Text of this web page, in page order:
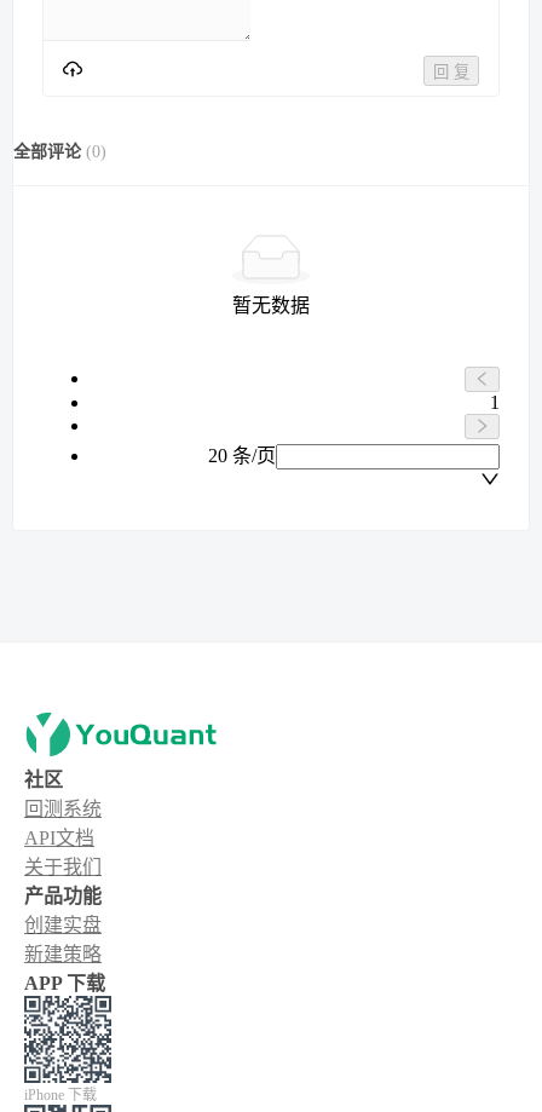
回 复
全部评论 (0)
暂无数据
1
20 条/页
社区
回测系统
API文档
关于我们
产品功能
创建实盘
新建策略
APP 下载
iPhone 下载